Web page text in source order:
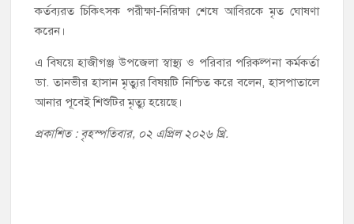
কর্তব্যরত চিকিৎসক পরীক্ষা-নিরিক্ষা শেষে আবিরকে মৃত ঘোষণা
করেন।
এ বিষয়ে হাজীগঞ্জ উপজেলা স্বাস্থ্য ও পরিবার পরিকল্পনা কর্মকর্তা
ডা. তানভীর হাসান মৃত্যুর বিষয়টি নিশ্চিত করে বলেন, হাসপাতালে
আনার পূবেই শিশুটির মৃত্যু হয়েছে।
প্রকাশিত : বৃহস্পতিবার, ০২ এপ্রিল ২০২৬ খ্রি.